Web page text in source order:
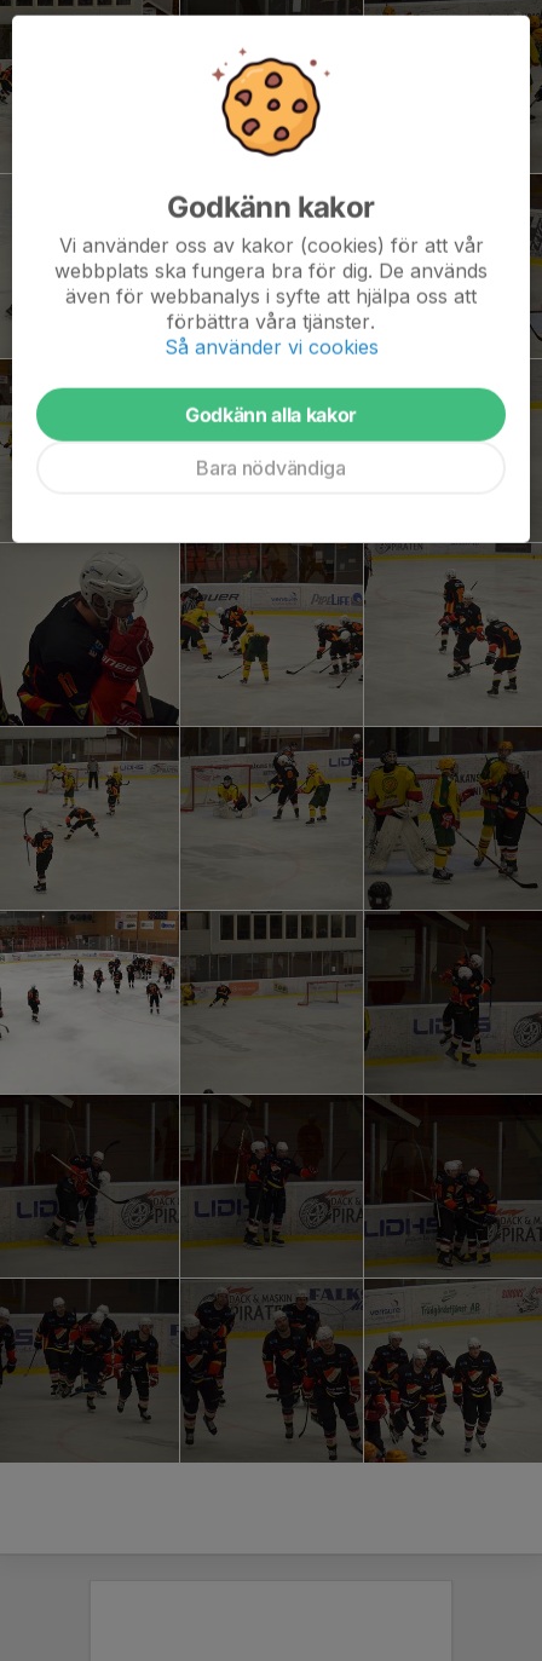
Godkänn kakor
Vi använder oss av kakor (cookies) för att vår
webbplats ska fungera bra för dig. De används
även för webbanalys i syfte att hjälpa oss att
förbättra våra tjänster.
Så använder vi cookies
Godkänn alla kakor
Bara nödvändiga